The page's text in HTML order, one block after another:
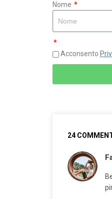
Nome
Acconsento
24